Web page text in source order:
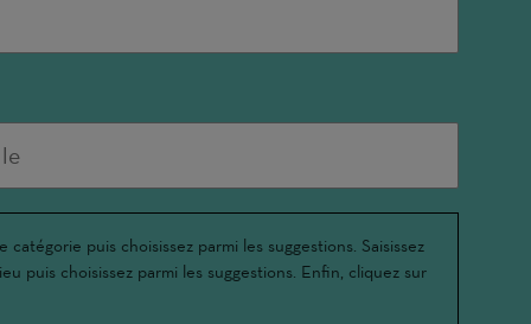
puis choisissez parmi les suggestions. Saisissez
puis choisissez parmi les suggestions. Enfin, cliquez sur